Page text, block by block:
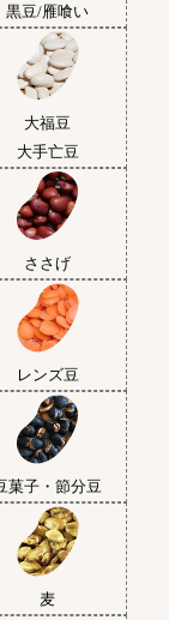
黒豆/雁喰い
大福豆
大手亡豆
ささげ
レンズ豆
菓子・節分豆
麦